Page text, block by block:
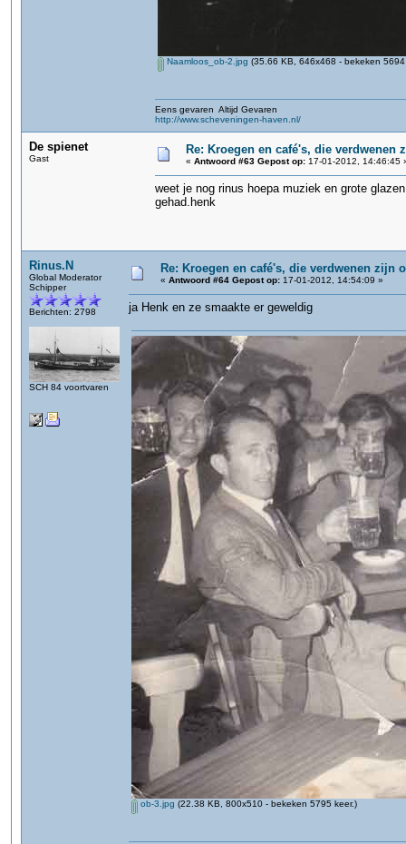
Naamloos_ob-2.jpg (35.66 KB, 646x468 - bekeken 5694
Eens gevaren Altijd Gevaren
http://www.scheveningen-haven.nl/
De spienet
Gast
Re: Kroegen en café's, die verdwenen
« Antwoord #63 Gepost op: 17-01-2012, 14:46:45
weet je nog rinus hoepa muziek en grote
gehad.henk
Rinus.N
Global Moderator
Schipper
Berichten: 2798
SCH 84 voortvaren
Re: Kroegen en café's, die verdwenen zijn
« Antwoord #64 Gepost op: 17-01-2012, 14:54:09 »
ja Henk en ze smaakte er geweldig
ob-3.jpg (22.38 KB, 800x510 - bekeken 5795 keer.)